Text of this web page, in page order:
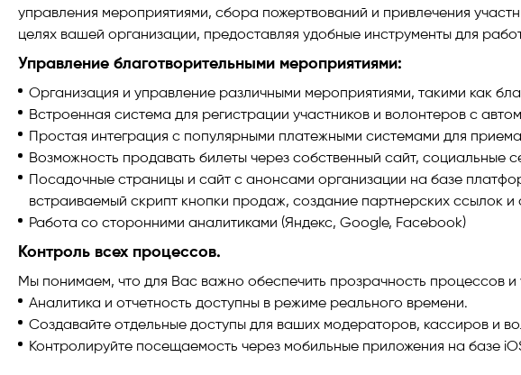
управления мероприятиями, сбора пожертвований и привлечения
целях вашей организации, предоставляя удобные инструменты для
Управление благотворительными мероприятиями:
Организация и управление различными мероприятиями, такими как
Встроенная система для регистрации участников и волонтеров с
Простая интеграция с популярными платежными системами для
Возможность продавать билеты через собственный сайт, социальные
Посадочные страницы и сайт с анонсами организации на базе
встраиваемый скрипт кнопки продаж, создание партнерских ссылок и
Работа со сторонними аналитиками (Яндекс, Google, Facebook)
Контроль всех процессов.
Мы понимаем, что для Вас важно обеспечить прозрачность процессов и
Аналитика и отчетность доступны в режиме реального времени.
Создавайте отдельные доступы для ваших модераторов, кассиров и
Контролируйте посещаемость через мобильные приложения на базе